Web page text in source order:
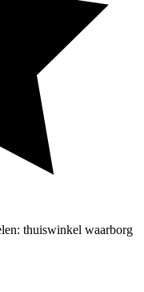
thuiswinkel waarborg